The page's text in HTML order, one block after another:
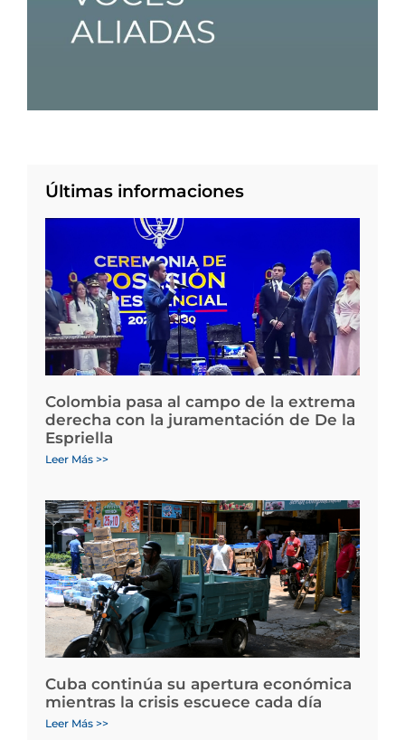
Últimas informaciones
Colombia pasa al campo de la extrema
derecha con la juramentación de De la
Espriella
Leer Más >>
Cuba continúa su apertura económica
mientras la crisis escuece cada día
Leer Más >>